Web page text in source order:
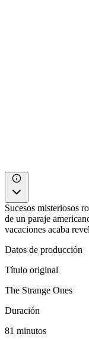
Sucesos misteriosos
de un paraje
vacaciones acaba
Datos de producción
Título original
The Strange Ones
Duración
81 minutos